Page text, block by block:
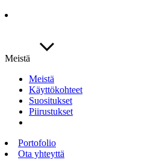
Meistä
Meistä
Käyttökohteet
Suositukset
Piirustukset
Portofolio
Ota yhteyttä